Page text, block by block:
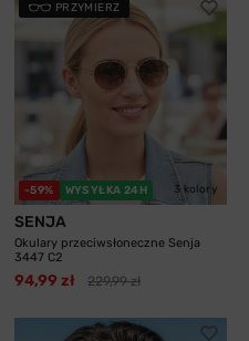
PRZYMIERZ
-59% WYSYŁKA 24H 3 kolory
SENJA
Okulary przeciwsłoneczne Senja
3447 C2
94,99 zł 229,99 zł